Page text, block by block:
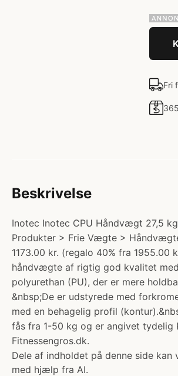
Fri
Beskrivelse
Inotec Inotec CPU Håndvægt 27,5
Produkter > Frie Vægte >
1173.00 kr. (regalo 40% fra 1955.00
håndvægte af rigtig god kvalitet
polyurethan (PU), der er mere
&nbsp;De er udstyrede med
med en behagelig profil
fås fra 1-50 kg og er angivet tydelig
Fitnessengros.dk.
Dele af indholdet på denne side kan
med hjælp fra AI.